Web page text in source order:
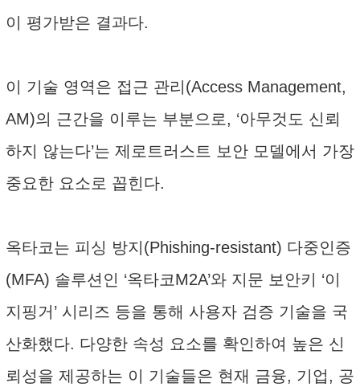
이 평가받은 결과다.
이 기술 영역은 접근 관리(Access Management,
AM)의 근간을 이루는 부분으로, ‘아무것도 신뢰
하지 않는다’는 제로트러스트 보안 모델에서 가장
중요한 요소로 꼽힌다.
옥타코는 피싱 방지(Phishing-resistant) 다중인증
(MFA) 솔루션인 ‘옥타코M2A’와 지문 보안키 ‘이
지핑거’ 시리즈 등을 통해 사용자 검증 기술을 국
산화했다. 다양한 속성 요소를 확인하여 높은 신
뢰성을 제공하는 이 기술들은 현재 금융, 기업, 공